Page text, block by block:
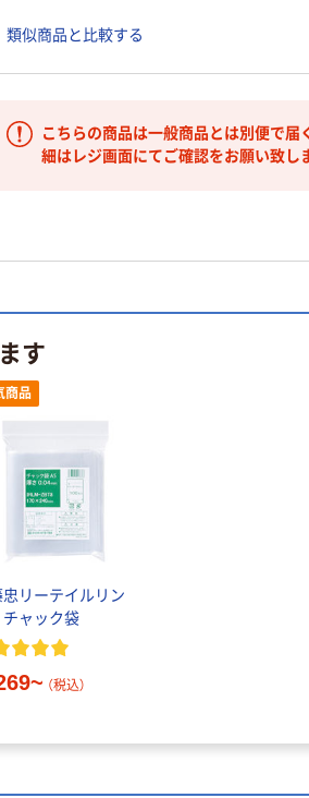
類似商品と比較する
こちらの商品は一般商品とは別便で届
細はレジ画面にてご確認をお願い致し
す
商品
リーテイルリン
ャック袋
（税込）